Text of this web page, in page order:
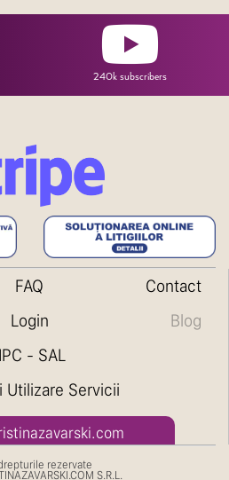
240k subscribers
FAQ
Contact
Login
Blog
- SAL
Utilizare Servicii
rezervate
S.R.L.